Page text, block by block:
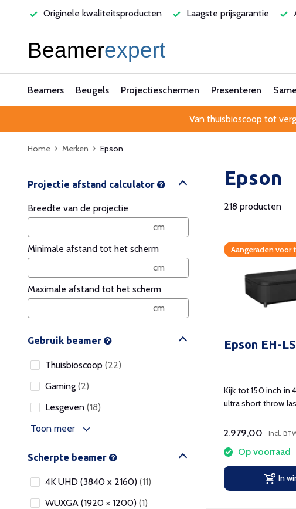
Originele kwaliteitsproducten Laagste prijsgarantie
Beamers Beugels Projectieschermen Presenteren
Van thuisbioscoop tot
Home Merken Epson
Breedte van de projectie
Minimale afstand tot het scherm
Maximale afstand tot het scherm
Gebruik beamer
Thuisbioscoop (22)
Gaming (2)
Lesgeven (18)
Toon meer
Scherpte beamer
4K UHD (3840 x 2160) (11)
WUXGA (1920 × 1200) (1)
Epson
218 producten
Aangeraden voor
Epson EH-
Kijk tot 150 inch in
ultra short throw
2.979,00 Incl.
Op voorraad
In